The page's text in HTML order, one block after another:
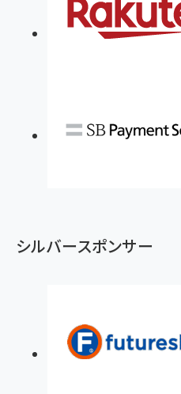
シルバースポンサー